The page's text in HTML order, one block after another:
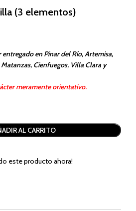
(3 elementos)
en Pinar del Río, Artemisa,
Cienfuegos, Villa Clara y
meramente orientativo.
AL CARRITO
este producto ahora!